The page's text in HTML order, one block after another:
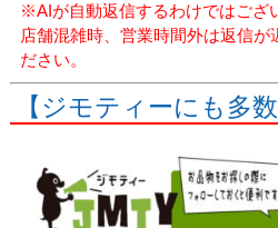
※AIが自動返信するわけではござ
店舗混雑時、営業時間外は返信が
ださい。
【ジモティーにも多